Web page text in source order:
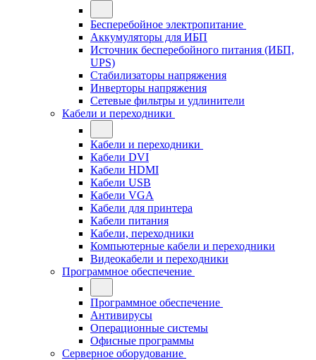
Бесперебойное электропитание
Аккумуляторы для ИБП
Источник бесперебойного питания (ИБП,
UPS)
Стабилизаторы напряжения
Инверторы напряжения
Сетевые фильтры и удлинители
Кабели и переходники
Кабели и переходники
Кабели DVI
Кабели HDMI
Кабели USB
Кабели VGA
Кабели для принтера
Кабели питания
Кабели, переходники
Компьютерные кабели и переходники
Видеокабели и переходники
Программное обеспечение
Программное обеспечение
Антивирусы
Операционные системы
Офисные программы
Серверное оборудование